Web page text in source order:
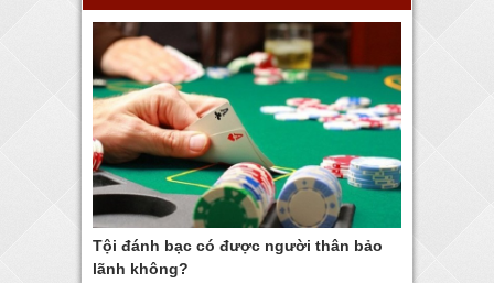
Tội đánh bạc có được người thân bảo
lãnh không?